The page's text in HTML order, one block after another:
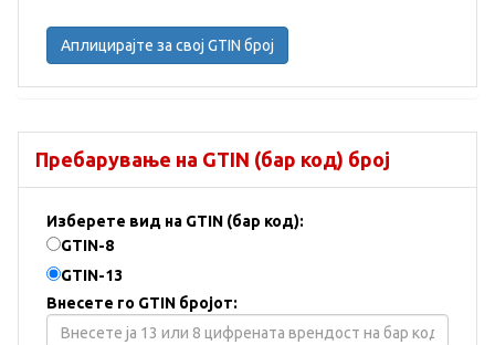
Аплицирајте за свој GTIN број
Пребарување на GTIN (бар код) број
Изберете вид на GTIN (бар код):
GTIN-8
GTIN-13
Внесете го GTIN бројот: